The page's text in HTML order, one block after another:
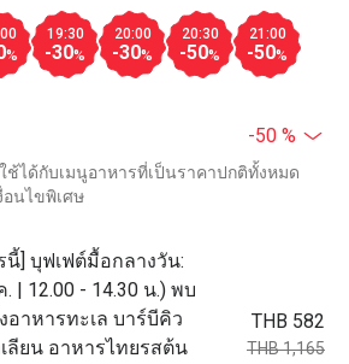
%
19:30
-30%
20:00
-30%
20:30
-50%
21:00
-50%
-50 %
ได้กับเมนูอาหารที่เป็นราคาปกติทั้งหมด
อนไขพิเศษ
นี้] บุฟเฟต์มื้อกลางวัน:
| 12.00 - 14.30 น.) พบ
าหารทะเล บาร์บีคิว
ลียน อาหารไทยรสต้น
THB 582
THB 1,165